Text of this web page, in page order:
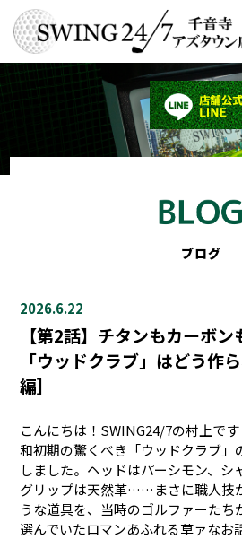
お知らせ
SWING24/7と
料金
店舗概要
ブログ
2026.6.22
【第2話】チタンもカーボ
「ウッドクラブ」はどう作
編］
こんにちは！SWING24/7の村上で
和初期の驚くべき「ウッドクラブ」
しました。ヘッドはパーシモン、シ
グリップは天然革……まさに職人技
うな道具を、当時のゴルファーたち
選んでいたロマンあふれる草ァなお